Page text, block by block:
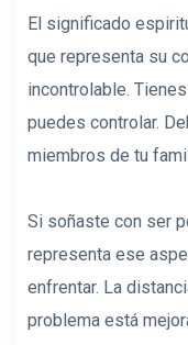
El significado
que representa su
incontrolable.
puedes controlar.
miembros de tu
Si soñaste con ser
representa ese
enfrentar. La
problema está